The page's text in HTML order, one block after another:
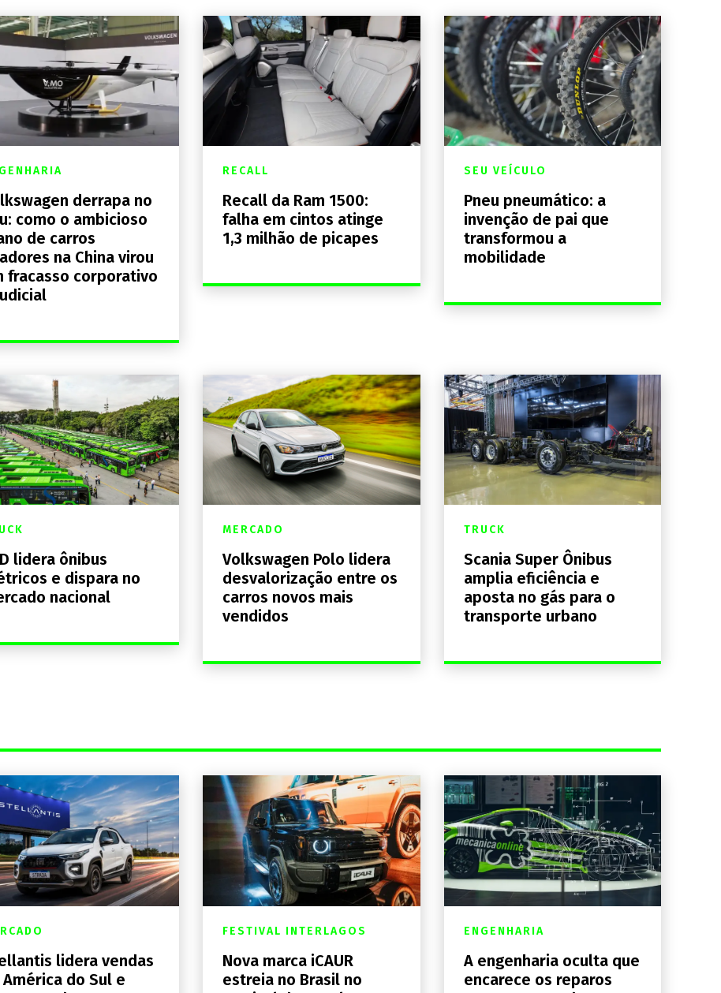
derrapa no
como o ambicioso
de carros
na China virou
fracasso corporativo
RECALL
Recall da Ram 1500:
falha em cintos atinge
1,3 milhão de picapes
SEU VEÍCULO
Pneu pneumático: a
invenção de pai que
transformou a
mobilidade
lidera ônibus
e dispara no
nacional
MERCADO
Volkswagen Polo lidera
desvalorização entre os
carros novos mais
vendidos
TRUCK
Scania Super Ônibus
amplia eficiência e
aposta no gás para o
transporte urbano
lidera vendas
América do Sul e
FESTIVAL INTERLAGOS
Nova marca iCAUR
estreia no Brasil no
ENGENHARIA
A engenharia oculta que
encarece os reparos